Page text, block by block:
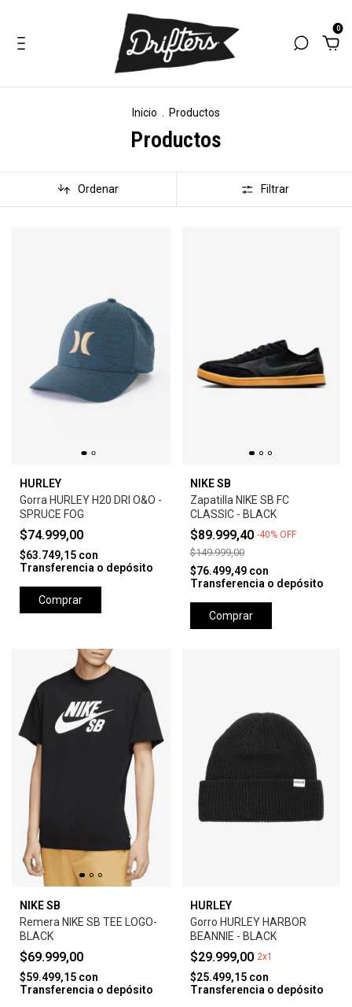
0
Inicio Productos
Productos
Ordenar Filtrar
HURLEY
Gorra HURLEY H20 DRI O&O -
SPRUCE FOG
$74.999,00
$63.749,15 con
Transferencia o depósito
Comprar
NIKE SB
Zapatilla NIKE SB FC
CLASSIC - BLACK
$89.999,40 -40% OFF
$149.999,00
$76.499,49 con
Transferencia o depósito
Comprar
NIKE SB
Remera NIKE SB TEE LOGO-
BLACK
$69.999,00
$59.499,15 con
Transferencia o depósito
HURLEY
Gorro HURLEY HARBOR
BEANNIE - BLACK
$29.999,00 2x1
$25.499,15 con
Transferencia o depósito